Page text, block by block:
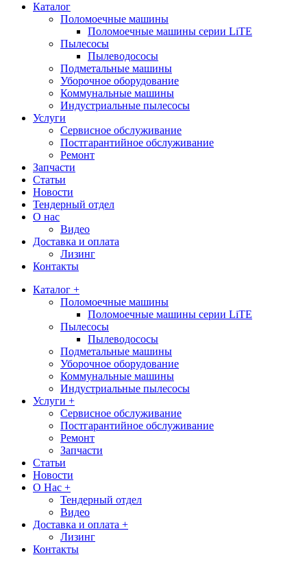
Каталог
Поломоечные машины
Поломоечные машины серии LiTE
Пылесосы
Пылеводососы
Подметальные машины
Уборочное оборудование
Коммунальные машины
Индустриальные пылесосы
Услуги
Сервисное обслуживание
Постгарантийное обслуживание
Ремонт
Запчасти
Статьи
Новости
Тендерный отдел
О нас
Видео
Доставка и оплата
Лизинг
Контакты
Каталог +
Поломоечные машины
Поломоечные машины серии LiTE
Пылесосы
Пылеводососы
Подметальные машины
Уборочное оборудование
Коммунальные машины
Индустриальные пылесосы
Услуги +
Сервисное обслуживание
Постгарантийное обслуживание
Ремонт
Запчасти
Статьи
Новости
О Нас +
Тендерный отдел
Видео
Доставка и оплата +
Лизинг
Контакты